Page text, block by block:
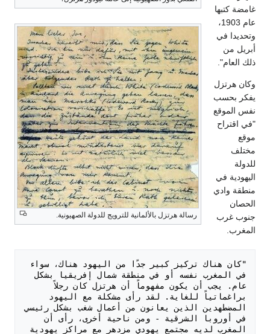
رسالة هرتزل بالألمانية للترويج للدولة الصهيونية.
غامضة كتبها
عام 1903،
وتحديدا في
أبريل من
ذلك العام".
وكان هرتزل
يفكر بحسب
نفس الموقع
"في اقتراح
موقع
مختلف
للدولة
اليهودية في
منطقة وادي
الحصان
جنوب غرب
المغرب.
المضطهدين الذين يعانون من أعمال شغب بشكل رئيسي